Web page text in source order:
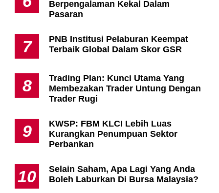
Berpengalaman Kekal Dalam
Pasaran
7
PNB Institusi Pelaburan Keempat
Terbaik Global Dalam Skor GSR
8
Trading Plan: Kunci Utama Yang
Membezakan Trader Untung Dengan
Trader Rugi
9
KWSP: FBM KLCI Lebih Luas
Kurangkan Penumpuan Sektor
Perbankan
10
Selain Saham, Apa Lagi Yang Anda
Boleh Laburkan Di Bursa Malaysia?